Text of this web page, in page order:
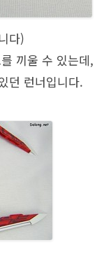
다)
끼울 수 있는데,
던 런너입니다.